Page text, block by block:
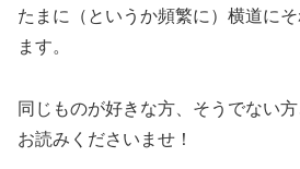
たまに（というか頻繁に）横道に
ます。
同じものが好きな方、そうでない
お読みくださいませ！